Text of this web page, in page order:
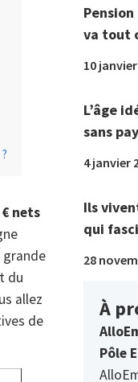
€ nets
grande
du
allez
de
va tout
10
L’âge
sans
4 janvier
Ils
qui
28
À
Pôle